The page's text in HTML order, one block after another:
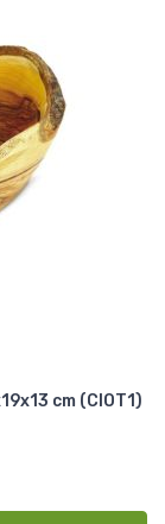
cm (CIOT1)